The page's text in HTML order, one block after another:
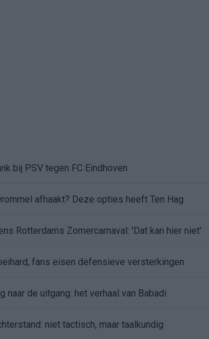
bij PSV tegen FC Eindhoven
afhaakt? Deze opties heeft Ten Hag
Rotterdams Zomercarnaval: 'Dat kan hier niet'
fans eisen defensieve versterkingen
naar de uitgang: het verhaal van Babadi
niet tactisch, maar taalkundig